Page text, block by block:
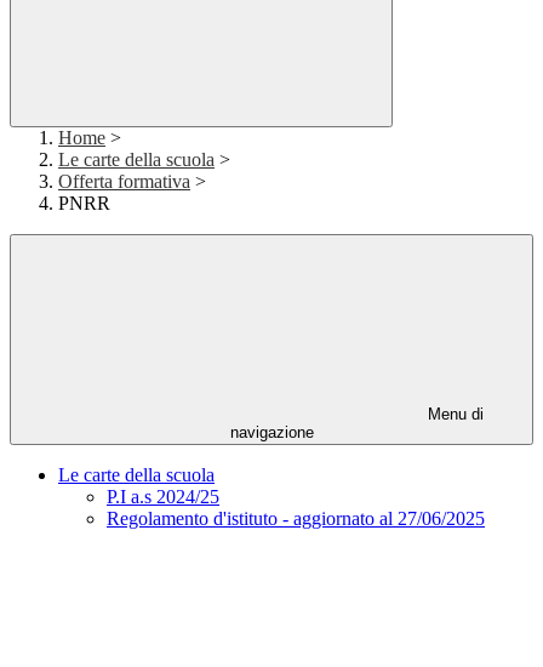
Home >
Le carte della scuola >
Offerta formativa >
PNRR
Menu di
navigazione
Le carte della scuola
P.I a.s 2024/25
Regolamento d'istituto - aggiornato al 27/06/2025